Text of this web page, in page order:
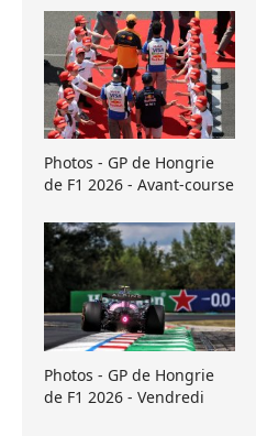
Photos - GP de Hongrie
de F1 2026 - Avant-course
Photos - GP de Hongrie
de F1 2026 - Vendredi